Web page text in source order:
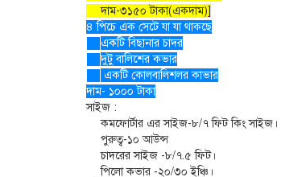
দাম-৩১৫০ টাকা(একদাম)]
৪ পিচে এক সেটে যা যা থাকছে
একটি বিছানার চাদর
দুটু বালিশের কভার
একটি কোলবালিশলর কাভার
দাম- ১০০০ টাকা
সাইজ :
কমফোর্টার এর সাইজ-৮/৭ ফিট কিং সাইজ।
পুরুত্ব-১০ আউন্স
চাদরের সাইজ -৮/৭.৫ ফিট।
পিলো কভার -২০/৩০ ইঞ্চি।